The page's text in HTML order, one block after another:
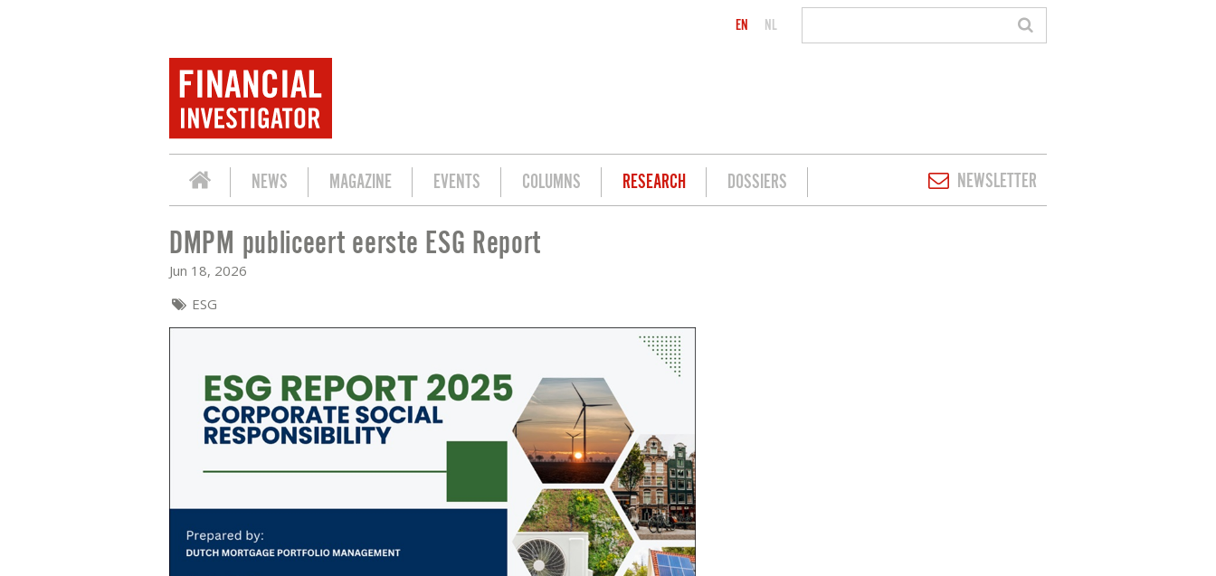
EN NL
NEWS MAGAZINE EVENTS COLUMNS RESEARCH DOSSIERS NEWSLETTER
DMPM PUBLICEERT EERSTE ESG REPORT
DMPM publiceert eerste ESG Report
Jun 18, 2026
ESG